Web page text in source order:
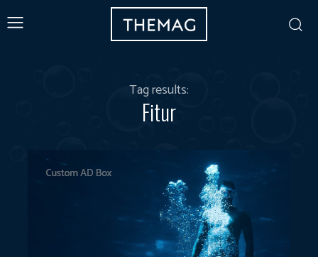
Tag results:
Fitur